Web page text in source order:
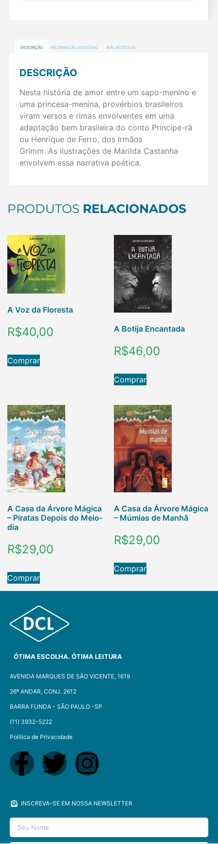
DESCRIÇÃO INFORMAÇÃO ADICIONAL AVALIAÇÕES (0)
DESCRIÇÃO
Nesta história de amor entre um sapo-menino e
uma princesa-menina, provérbios brasileiros
viram versos e rimas envolventes em uma
adaptação bem brasileira do conto Príncipe-rã
ou Henrique de Ferro, dos Irmãos
Grimm. As ilustrações de Marilda Castanha
envolvem essa narrativa poética.
PRODUTOS RELACIONADOS
A Voz da Floresta
R$40,00
Comprar
A Botija Encantada
R$46,00
Comprar
A Casa da Árvore Mágica
– Piratas Depois do Meio-
dia
R$29,00
Comprar
A Casa da Árvore Mágica
– Múmias de Manhã
R$29,00
Comprar
ÓTIMA ESCOLHA. ÓTIMA LEITURA
AVENIDA MARQUES DE SÃO VICENTE, 1619
26º ANDAR, CONJ. 2612
BARRA FUNDA - SÃO PAULO -SP​
(11) 3932-5222
Política de Privacidade
INSCREVA-SE EM NOSSA NEWSLETTER